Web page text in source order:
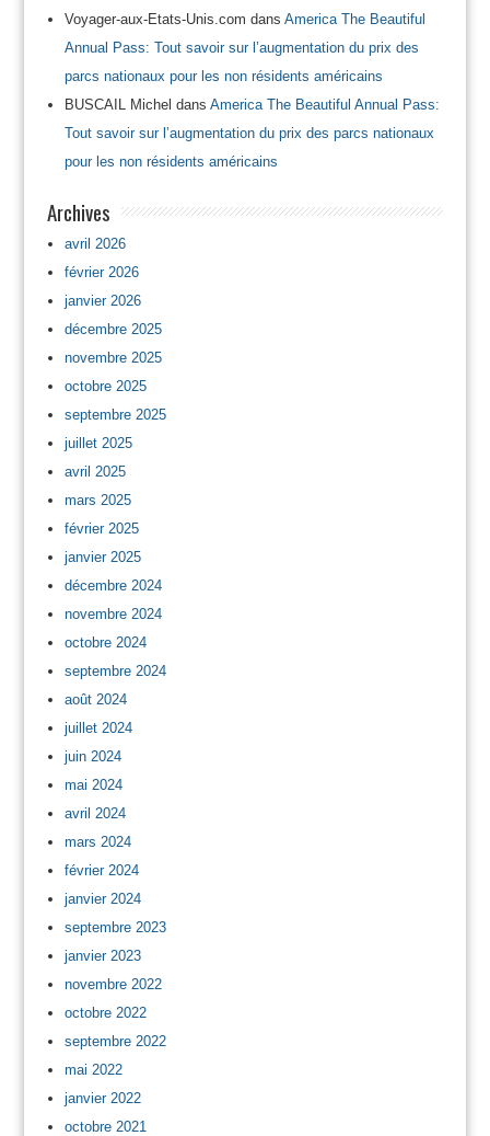
Voyager-aux-Etats-Unis.com dans America The Beautiful
Annual Pass: Tout savoir sur l’augmentation du prix des
parcs nationaux pour les non résidents américains
BUSCAIL Michel dans America The Beautiful Annual Pass:
Tout savoir sur l’augmentation du prix des parcs nationaux
pour les non résidents américains
Archives
avril 2026
février 2026
janvier 2026
décembre 2025
novembre 2025
octobre 2025
septembre 2025
juillet 2025
avril 2025
mars 2025
février 2025
janvier 2025
décembre 2024
novembre 2024
octobre 2024
septembre 2024
août 2024
juillet 2024
juin 2024
mai 2024
avril 2024
mars 2024
février 2024
janvier 2024
septembre 2023
janvier 2023
novembre 2022
octobre 2022
septembre 2022
mai 2022
janvier 2022
octobre 2021